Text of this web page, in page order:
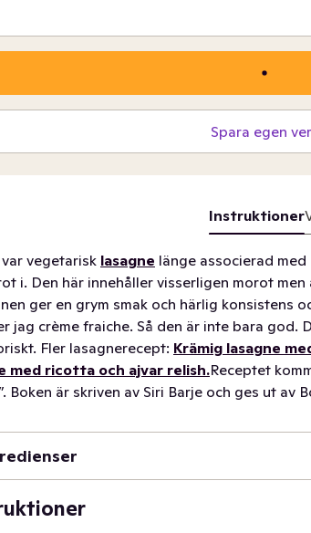
Spara egen
Instruktioner
vegetarisk lasagne länge associerad
i. Den här innehåller visserligen morot
ger en grym smak och härlig konsistens
jag crème fraiche. Så den är inte bara god.
Fler lasagnerecept: Krämig lasagne
med ricotta och ajvar relish.Receptet
Boken är skriven av Siri Barje och ges ut av